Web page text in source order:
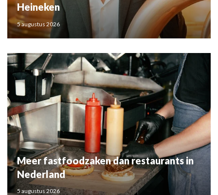
Heineken
5 augustus 2026
Meer fastfoodzaken dan restaurants in
Nederland
5 augustus 2026